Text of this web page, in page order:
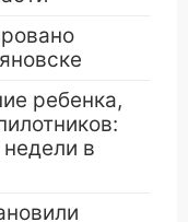
ребенка,
в